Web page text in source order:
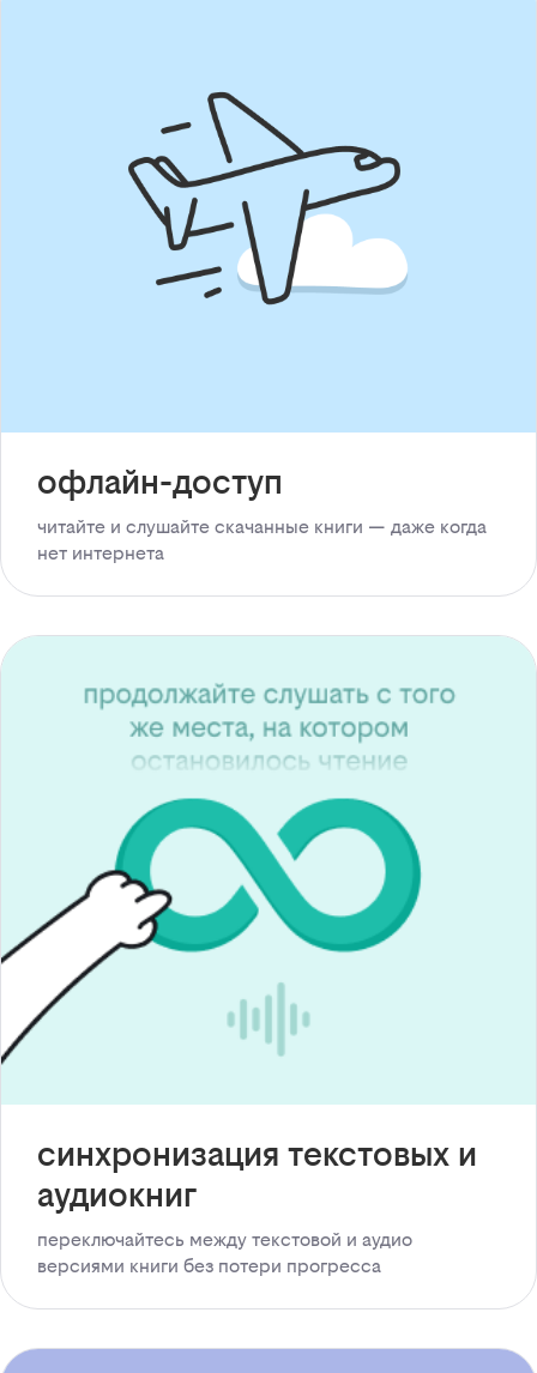
офлайн-доступ
читайте и слушайте скачанные книги — даже когда
нет интернета
синхронизация текстовых и
аудиокниг
переключайтесь между текстовой и аудио
версиями книги без потери прогресса